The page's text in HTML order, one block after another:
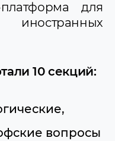
платформа для
10 секций:
вопросы